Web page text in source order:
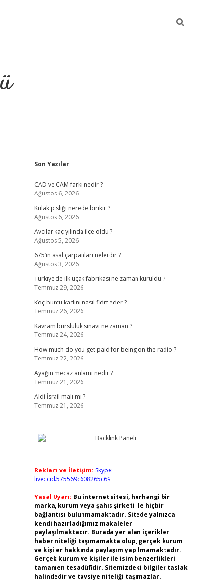
Sidebar
Son Yazılar
CAD ve CAM farkı nedir ?
Ağustos 6, 2026
Kulak pisliği nerede birikir ?
Ağustos 6, 2026
Avcılar kaç yılında ilçe oldu ?
Ağustos 5, 2026
675’in asal çarpanları nelerdir ?
Ağustos 3, 2026
Türkiye’de ilk uçak fabrikası ne zaman kuruldu ?
Temmuz 29, 2026
Koç burcu kadını nasıl flört eder ?
Temmuz 26, 2026
Kavram bursluluk sınavı ne zaman ?
Temmuz 24, 2026
How much do you get paid for being on the radio ?
Temmuz 22, 2026
Ayağın mecaz anlamı nedir ?
Temmuz 21, 2026
Aldi İsrail malı mı ?
Temmuz 21, 2026
Reklam ve İletişim: Skype:
live:.cid.575569c608265c69
Yasal Uyarı: Bu internet sitesi, herhangi bir
marka, kurum veya şahıs şirketi ile hiçbir
bağlantısı bulunmamaktadır. Sitede yalnızca
kendi hazırladığımız makaleler
paylaşılmaktadır. Burada yer alan içerikler
haber niteliği taşımamakta olup, gerçek kurum
ve kişiler hakkında paylaşım yapılmamaktadır.
Gerçek kurum ve kişiler ile isim benzerlikleri
tamamen tesadüfidir. Sitemizdeki bilgiler taslak
halindedir ve tavsiye niteliği taşımazlar.